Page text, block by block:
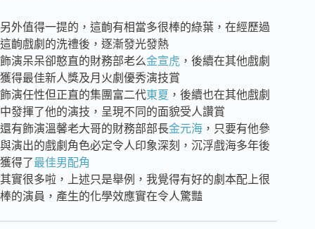
另外值得一提的，這齣有相當多很棒的綠葉，在經歷過
這齣戲劇的洗禮後，逐漸發光發熱
飾演呆呆卻憨直的財務部老么金宣虎 ，後續在其他戲劇
獲得最佳新人獎及月火劇優秀演技賞
飾演任性但正直的集團富二代東夏 ，後續也在其他戲劇
中發揮了他的演技，呈現不同的面貌受人讚賞
還有飾演溫馨老大哥的財務部部長金元海 ，只要有他參
與演出的戲劇角色必定令人印象深刻，沉浮戲海多年後
獲得了最佳男配角
其實很多啦，上述只是舉例，我覺得有好的劇本配上很
棒的演員，產生的化學效應實在令人驚豔